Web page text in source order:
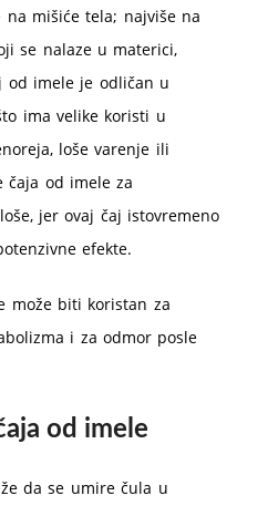
mišiće tela; najviše na
se nalaze u materici,
od imele je odličan u
ima velike koristi u
loše varenje ili
čaja od imele za
jer ovaj čaj istovremeno
efekte.
može biti koristan za
i za odmor posle
od imele
da se umire čula u